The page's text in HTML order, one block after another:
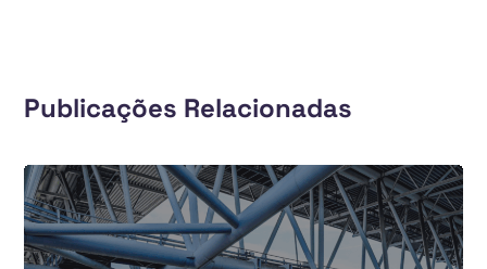
Publicações Relacionadas